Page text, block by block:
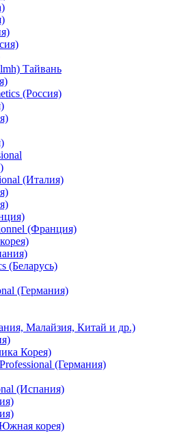
Тайвань
(Россия)
(Италия)
(Франция)
(Беларусь)
(Германия)
Малайзия, Китай и др.)
Корея)
(Германия)
(Испания)
корея)